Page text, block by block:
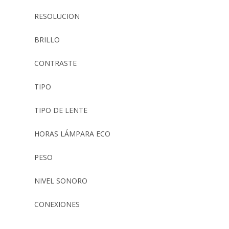
RESOLUCION
BRILLO
CONTRASTE
TIPO
TIPO DE LENTE
HORAS LÁMPARA ECO
PESO
NIVEL SONORO
CONEXIONES